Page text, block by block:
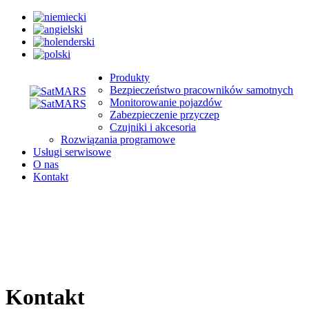
Produkty
Bezpieczeństwo pracowników samotnych
Monitorowanie pojazdów
Zabezpieczenie przyczep
Czujniki i akcesoria
Rozwiązania programowe
Usługi serwisowe
O nas
Kontakt
Kontakt